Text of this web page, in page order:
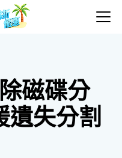
磁碟分
遺失分割